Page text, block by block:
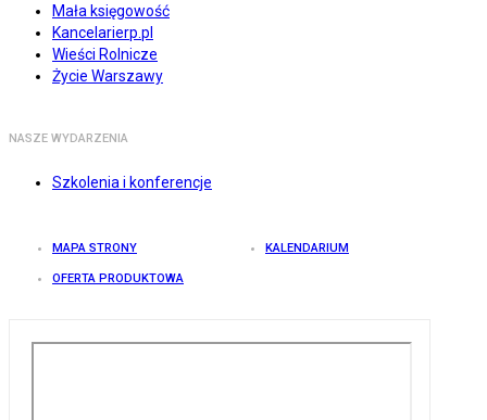
Mała księgowość
Kancelarierp.pl
Wieści Rolnicze
Życie Warszawy
NASZE WYDARZENIA
Szkolenia i konferencje
MAPA STRONY KALENDARIUM
OFERTA PRODUKTOWA